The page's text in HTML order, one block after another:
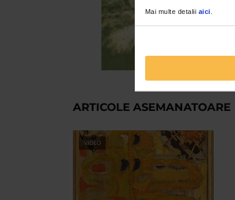
Mai multe detalii aici
ARTICOLE ASEMANATOARE
VIDEO